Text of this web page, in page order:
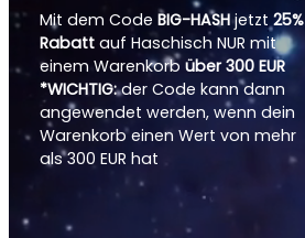
Mit dem CodeBIG-HASHjetzt25%
Rabatt auf Haschisch NUR mit
einem Warenkorbüber 300 EUR
*WICHTIG:der Code kann dann
angewendet werden, wenn dein
Warenkorb einen Wert von mehr
als 300 EUR hat